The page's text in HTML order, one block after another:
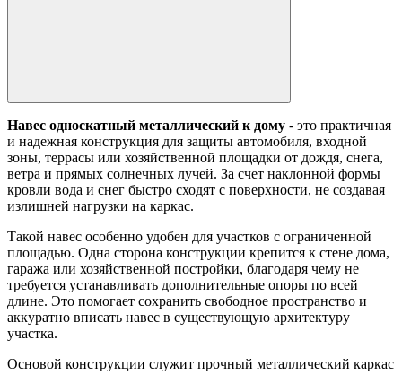
Навес односкатный металлический к дому - это практичная
и надежная конструкция для защиты автомобиля, входной
зоны, террасы или хозяйственной площадки от дождя, снега,
ветра и прямых солнечных лучей. За счет наклонной формы
кровли вода и снег быстро сходят с поверхности, не создавая
излишней нагрузки на каркас.
Такой навес особенно удобен для участков с ограниченной
площадью. Одна сторона конструкции крепится к стене дома,
гаража или хозяйственной постройки, благодаря чему не
требуется устанавливать дополнительные опоры по всей
длине. Это помогает сохранить свободное пространство и
аккуратно вписать навес в существующую архитектуру
участка.
Основой конструкции служит прочный металлический каркас